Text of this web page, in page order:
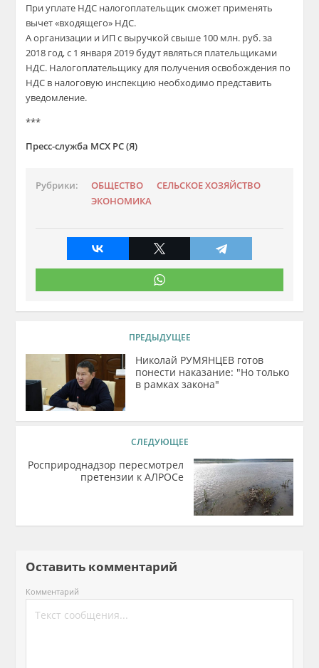
При уплате НДС налогоплательщик сможет применять
вычет «входящего» НДС.
А организации и ИП с выручкой свыше 100 млн. руб. за
2018 год, с 1 января 2019 будут являться плательщиками
НДС. Налогоплательщику для получения освобождения по
НДС в налоговую инспекцию необходимо представить
уведомление.
***
Пресс-служба МСХ РС (Я)
Рубрики: ОБЩЕСТВО
СЕЛЬСКОЕ ХОЗЯЙСТВО
ЭКОНОМИКА
ПРЕДЫДУЩЕЕ
Николай РУМЯНЦЕВ готов
понести наказание: "Но только
в рамках закона"
СЛЕДУЮЩЕЕ
Росприроднадзор пересмотрел
претензии к АЛРОСе
Оставить комментарий
Комментарий